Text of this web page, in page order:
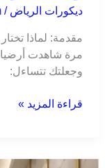
ديكورات الرياض /
مقدمة: لماذا
مرة شاهدت
وجعلتك تتساءل:
قراءة المزيد »